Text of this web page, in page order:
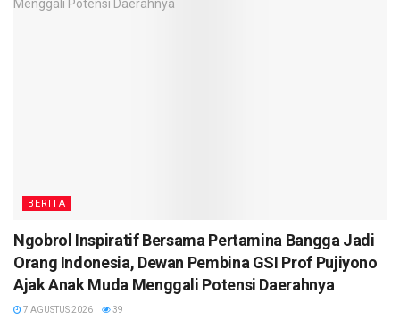
BERITA
Ngobrol Inspiratif Bersama Pertamina Bangga Jadi
Orang Indonesia, Dewan Pembina GSI Prof Pujiyono
Ajak Anak Muda Menggali Potensi Daerahnya
7 AGUSTUS 2026 39